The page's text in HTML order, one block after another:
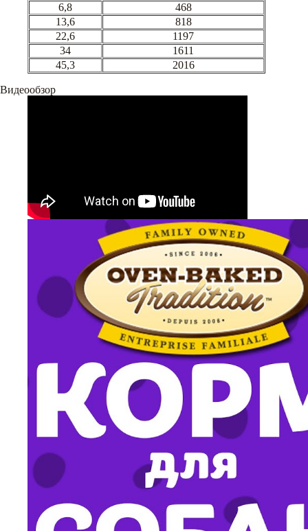
6,8
468
13,6
818
22,6
1197
34
1611
45,3
2016
Видеообзор